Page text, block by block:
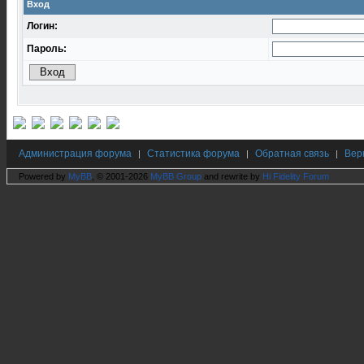
Вход
Логин:
Пароль:
Администрация форума | Статистика форума | Обратная связь |
Powered by MyBB , © 2001-2026 MyBB Group and rewrite by Hi Fidelity Forum